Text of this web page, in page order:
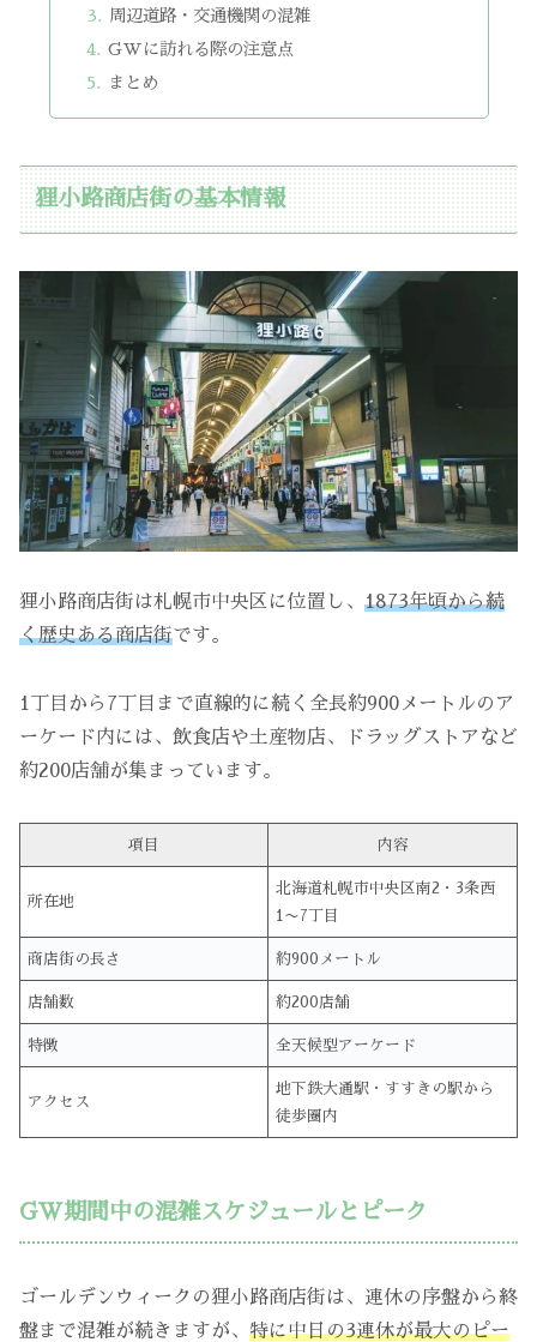
周辺道路・交通機関の混雑
GWに訪れる際の注意点
まとめ
狸小路商店街の基本情報
狸小路商店街は札幌市中央区に位置し、 1873年頃から続
く歴史ある商店街です。
1丁目から7丁目まで直線的に続く全長約900メートルのア
ーケード内には、飲食店や土産物店、ドラッグストアなど
約200店舗が集まっています。
項目 内容
所在地
北海道札幌市中央区南2・3条西
1〜7丁目
商店街の長さ 約900メートル
店舗数 約200店舗
特徴 全天候型アーケード
アクセス
地下鉄大通駅・すすきの駅から
徒歩圏内
GW期間中の混雑スケジュールとピーク
ゴールデンウィークの狸小路商店街は、連休の序盤から終
盤まで混雑が続きますが、 特に中日の3連休が最大のピー